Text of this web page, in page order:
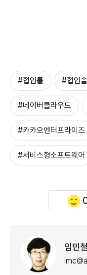
#협업툴 #협업
#네이버클라우드
#카카오엔터프라이즈
#서비스형소프트웨어
임민